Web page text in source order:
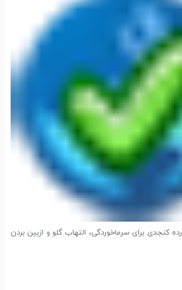
کنجدی برای سرماخوردگی، التهاب گلو و ازبین بردن